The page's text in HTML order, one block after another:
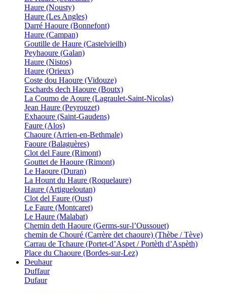
Haure (Nousty)
Haure (Les Angles)
Darré Haoure (Bonnefont)
Haure (Campan)
Goutille de Haure (Castelvieilh)
Peyhaoure (Galan)
Haure (Nistos)
Haure (Orieux)
Coste dou Haoure (Vidouze)
Eschards dech Haoure (Boutx)
La Coumo de Aoure (Lagraulet-Saint-Nicolas)
Jean Haure (Peyrouzet)
Exhaoure (Saint-Gaudens)
Faure (Alos)
Chaoure (Arrien-en-Bethmale)
Faoure (Balaguères)
Clot del Faure (Rimont)
Gouttet de Haoure (Rimont)
Le Haoure (Duran)
La Hount du Haure (Roquelaure)
Haure (Artigueloutan)
Clot del Faure (Oust)
Le Faure (Montcaret)
Le Haure (Malabat)
Chemin deth Haoure (Germs-sur-l’Oussouet)
chemin de Chouré (Carrère det chaoure) (Thèbe / Tève)
Carrau de Tchaure (Portet-d’Aspet / Portèth d’Aspèth)
Place du Chaoure (Bordes-sur-Lez)
Deuhaur
Duffaur
Dufaur